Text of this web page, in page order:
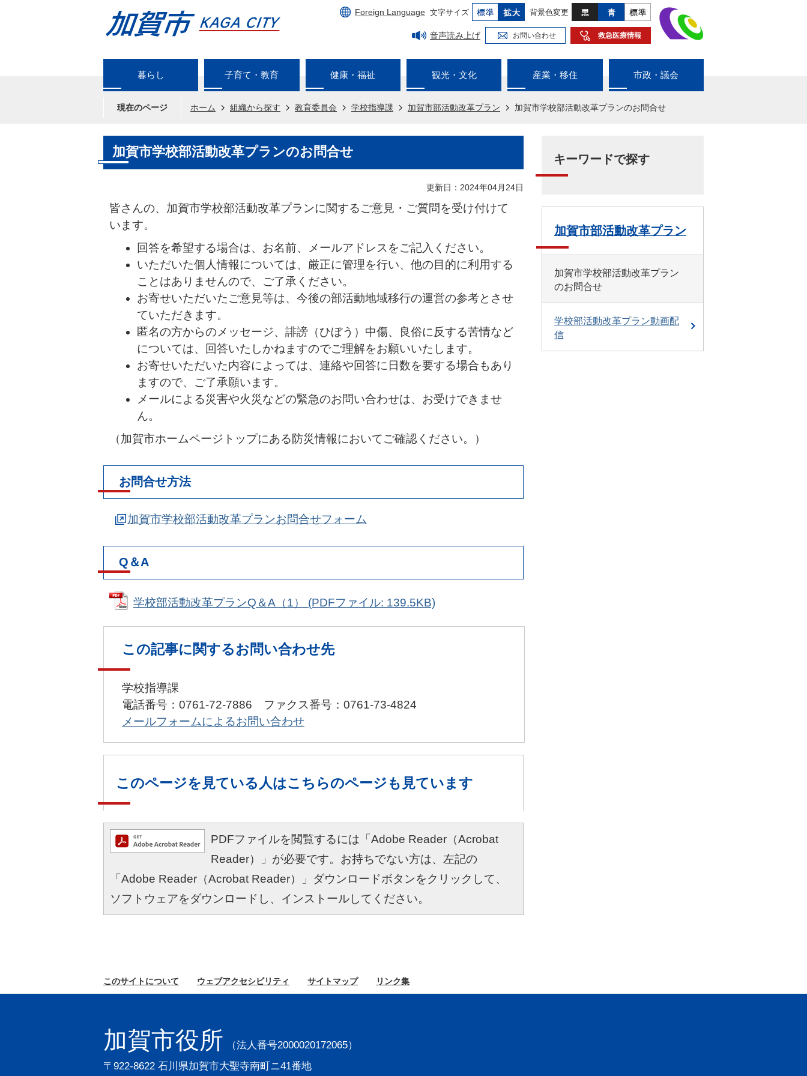
Foreign Language 文字サイズ 背景色変更
音声読み上げ お問い合わせ 救急医療情報
暮らし 子育て・教育 健康・福祉 観光・文化 産業・移住 市政・議会
現在のページ ホーム 組織から探す 教育委員会 学校指導課 加賀市部活動改革プラン 加賀市学校部活動改革プランのお問合せ
加賀市学校部活動改革プランのお問合せ
更新日：2024年04月24日
皆さんの、加賀市学校部活動改革プランに関するご意見・ご質問を受け付けて
います。
回答を希望する場合は、お名前、メールアドレスをご記入ください。
いただいた個人情報については、厳正に管理を行い、他の目的に利用する
ことはありませんので、ご了承ください。
お寄せいただいたご意見等は、今後の部活動地域移行の運営の参考とさせ
ていただきます。
匿名の方からのメッセージ、誹謗（ひぼう）中傷、良俗に反する苦情など
については、回答いたしかねますのでご理解をお願いいたします。
お寄せいただいた内容によっては、連絡や回答に日数を要する場合もあり
ますので、ご了承願います。
メールによる災害や火災などの緊急のお問い合わせは、お受けできませ
ん。
（加賀市ホームページトップにある防災情報においてご確認ください。）
お問合せ方法
加賀市学校部活動改革プランお問合せフォーム
Q＆A
学校部活動改革プランQ＆A（1） (PDFファイル: 139.5KB)
この記事に関するお問い合わせ先
学校指導課
電話番号：0761-72-7886 ファクス番号：0761-73-4824
メールフォームによるお問い合わせ
このページを見ている人はこちらのページも見ています
PDFファイルを閲覧するには「Adobe Reader（Acrobat
Reader）」が必要です。お持ちでない方は、左記の
「Adobe Reader（Acrobat Reader）」ダウンロードボタンをクリックして、
ソフトウェアをダウンロードし、インストールしてください。
キーワードで探す
加賀市部活動改革プラン
加賀市学校部活動改革プラン
のお問合せ
学校部活動改革プラン動画配
信
このサイトについて ウェブアクセシビリティ サイトマップ リンク集
加賀市役所
（法人番号2000020172065）
〒922-8622 石川県加賀市大聖寺南町ニ41番地